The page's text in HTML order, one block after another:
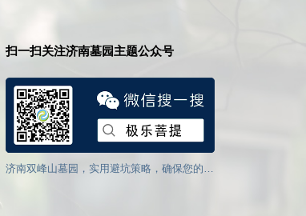
扫一扫关注济南墓园主题公众号
如何选择济南公墓壁葬位置？有哪些注意事